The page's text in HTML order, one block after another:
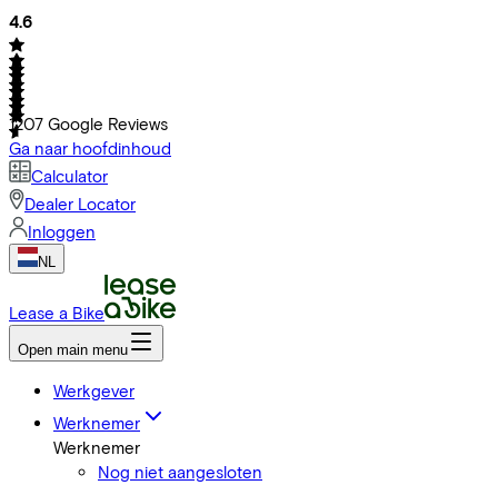
4.6
1207 Google Reviews
Ga naar hoofdinhoud
Calculator
Dealer Locator
Inloggen
NL
Lease a Bike
Open main menu
Werkgever
Werknemer
Werknemer
Nog niet aangesloten